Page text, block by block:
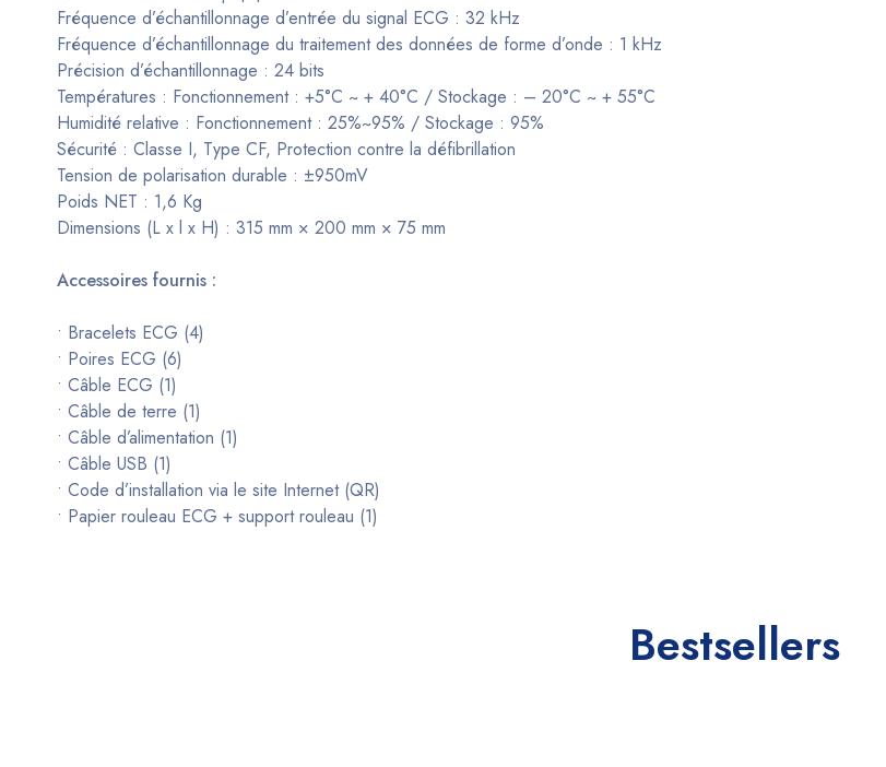
Fréquence d’échantillonnage d’entrée du signal ECG : 32 kHz
Fréquence d’échantillonnage du traitement des données de forme d’onde : 1 kHz
Précision d’échantillonnage : 24 bits
Températures : Fonctionnement : +5°C ~ + 40°C / Stockage : – 20°C ~ + 55°C
Humidité relative : Fonctionnement : 25%~95% / Stockage : 95%
Sécurité : Classe I, Type CF, Protection contre la défibrillation
Tension de polarisation durable : ±950mV
Poids NET : 1,6 Kg
Dimensions (L x l x H) : 315 mm × 200 mm × 75 mm
Accessoires fournis :
• Bracelets ECG (4)
• Poires ECG (6)
• Câble ECG (1)
• Câble de terre (1)
• Câble d’alimentation (1)
• Câble USB (1)
• Code d’installation via le site Internet (QR)
• Papier rouleau ECG + support rouleau (1)
Bestsellers